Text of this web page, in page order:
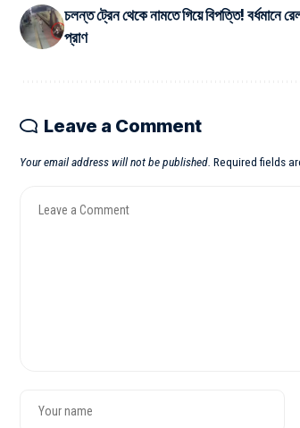
চলন্ত ট্রেন থেকে নামতে গিয়ে বিপত্তি! বর্ধমানে
প্রাণ
Leave a Comment
Your email address will not be published. Required fields